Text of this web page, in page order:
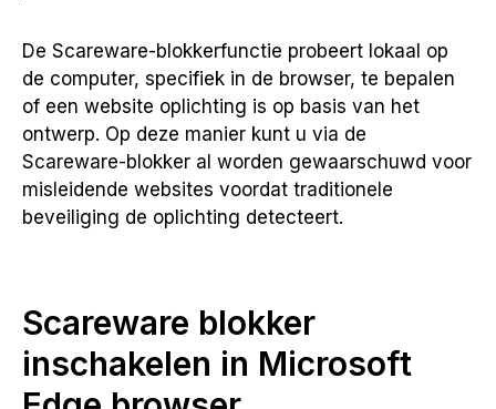
De Scareware-blokkerfunctie probeert lokaal op
de computer, specifiek in de browser, te bepalen
of een website oplichting is op basis van het
ontwerp. Op deze manier kunt u via de
Scareware-blokker al worden gewaarschuwd voor
misleidende websites voordat traditionele
beveiliging de oplichting detecteert.
Scareware blokker
inschakelen in Microsoft